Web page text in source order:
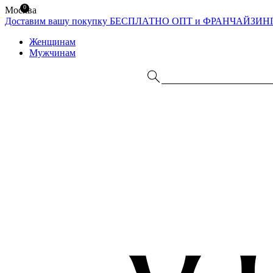
Москва
Доставим вашу покупку БЕСПЛАТНО ОПТ и
Женщинам
Мужчинам
0